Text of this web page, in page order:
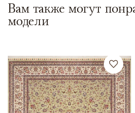
Вам также могут
модели